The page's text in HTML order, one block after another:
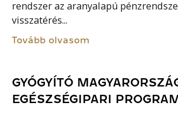
rendszer az aranyalapú
visszatérés...
Tovább olvasom
GYÓGYÍTÓ
EGÉSZSÉGIPARI